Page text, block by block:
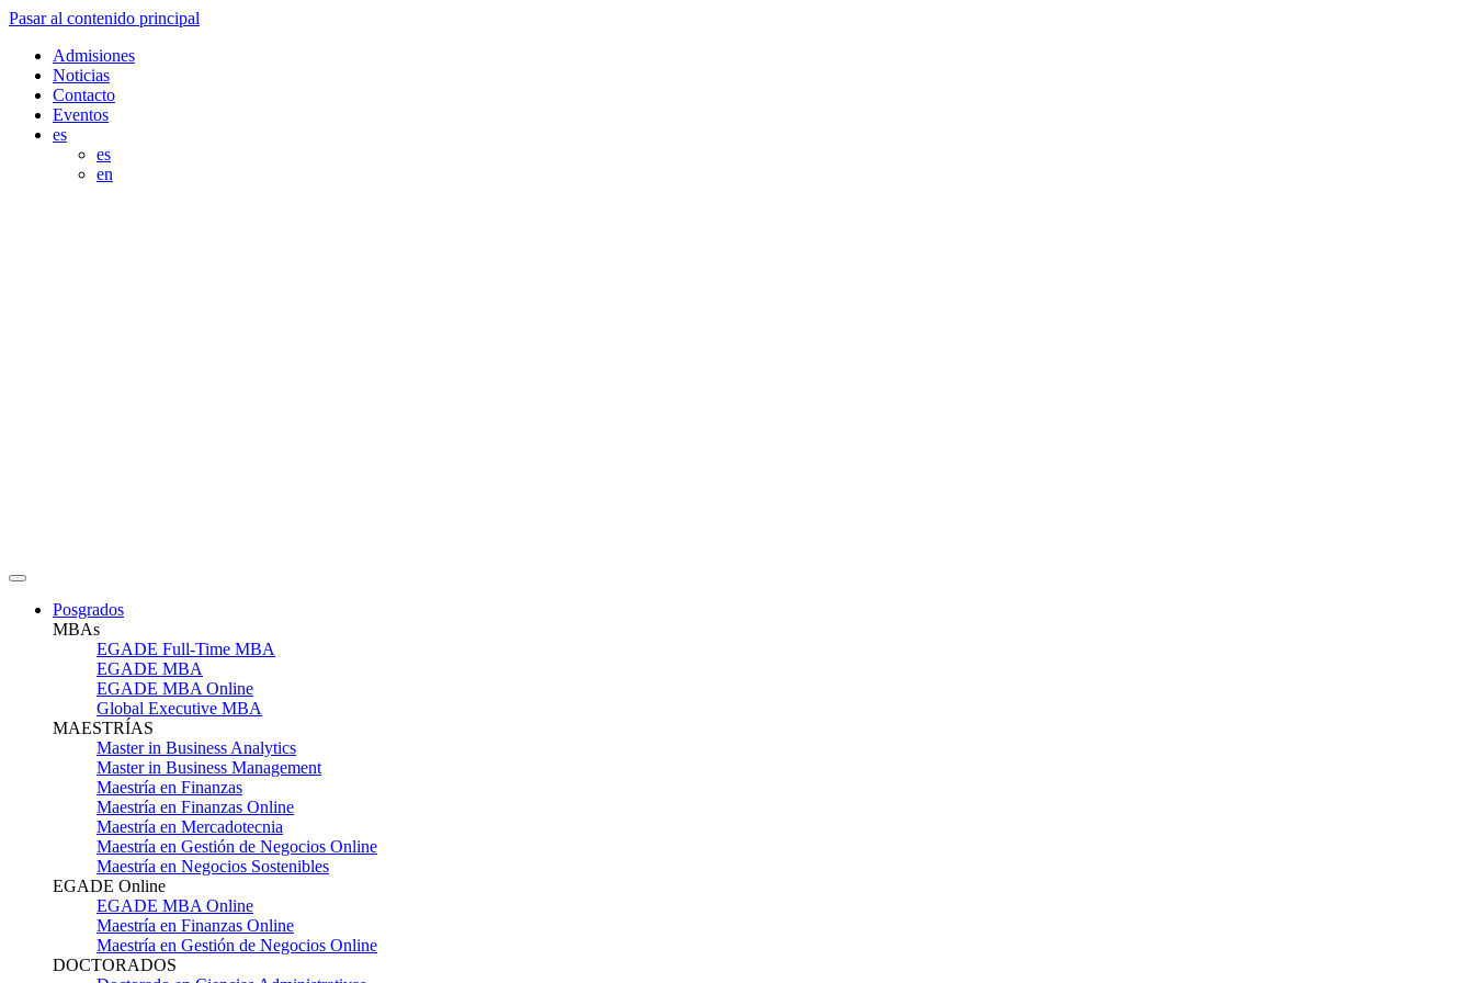
Pasar al contenido principal
Admisiones
Noticias
Contacto
Eventos
es
es
en
Posgrados
MBAs
EGADE Full-Time MBA
EGADE MBA
EGADE MBA Online
Global Executive MBA
MAESTRÍAS
Master in Business Analytics
Master in Business Management
Maestría en Finanzas
Maestría en Finanzas Online
Maestría en Mercadotecnia
Maestría en Gestión de Negocios Online
Maestría en Negocios Sostenibles
EGADE Online
EGADE MBA Online
Maestría en Finanzas Online
Maestría en Gestión de Negocios Online
DOCTORADOS